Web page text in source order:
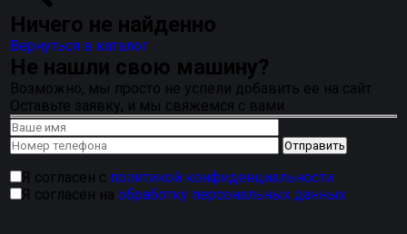
Ничего не найденно
Вернуться в каталог
Не нашли свою машину?
Возможно, мы просто не успели добавить ее на сайт
Оставьте заявку, и мы свяжемся с вами
Я согласен с политикой конфиденциальности
Я согласен наобработку персональных данных